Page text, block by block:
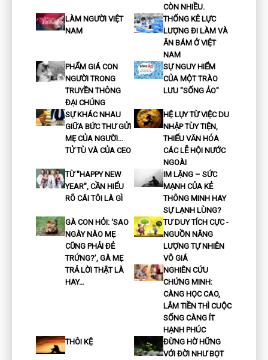
CÒN NHIỀU.
LÀM NGƯỜI VIỆT
NAM
THỐNG KÊ LỰC
LƯỢNG ĐI LÀM VÀ
ĂN BÁM Ở VIỆT
NAM
PHẨM GIÁ CON
NGƯỜI TRONG
TRUYỀN THÔNG
ĐẠI CHÚNG
SỰ NGUY HIỂM
CỦA MỘT TRÀO
LƯU "SỐNG ẢO"
SỰ KHÁC NHAU
GIỮA BỨC THƯ GỬI
MẸ CỦA NGƯỜI...
TỬ TÙ VÀ CỦA CEO
HỆ LỤY TỪ VIỆC DU
NHẬP TÙY TIỆN,
THIẾU VĂN HÓA
CÁC LỄ HỘI NƯỚC
NGOÀI
TỪ "HAPPY NEW
YEAR", CẦN HIỂU
RÕ CÁI TÔI LÀ GÌ
IM LẶNG – SỨC
MẠNH CỦA KẺ
THÔNG MINH HAY
SỰ LẠNH LÙNG?
GÀ CON HỎI: ‘SAO
NGÀY NÀO MẸ
CŨNG PHẢI ĐẺ
TRỨNG?’, GÀ MẸ
TRẢ LỜI THẬT LÀ
HAY…
TƯ DUY TÍCH CỰC -
NGUỒN NĂNG
LƯỢNG TỰ NHIÊN
VÔ GIÁ
NGHIÊN CỨU
CHỨNG MINH:
CÀNG HỌC CAO,
LẮM TIỀN THÌ CUỘC
SỐNG CÀNG ÍT
HẠNH PHÚC
THÔI KỆ
ĐỪNG HỜ HỮNG
VỚI ĐỜI NHƯ BỌT